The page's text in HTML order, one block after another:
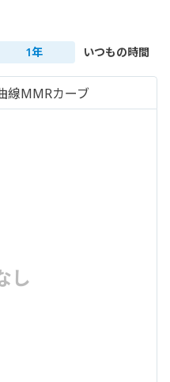
1年 いつもの時間
線MMRカーブ
し